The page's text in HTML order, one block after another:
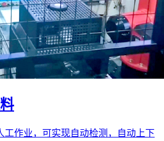
工作业，可实现自动检测，自动上下